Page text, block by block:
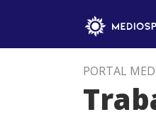
PORTAL